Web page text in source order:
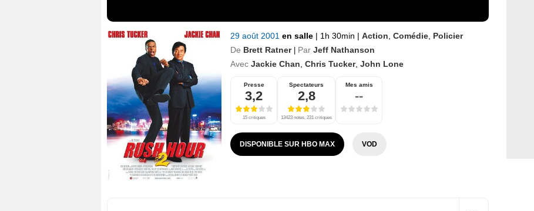
29 août 2001 en salle | 1h 30min | Action Comédie Policier
De Brett Ratner | Par Jeff Nathanson
Avec Jackie Chan Chris Tucker, John Lone
Presse
3,2
15 critiques
Spectateurs
2,8
13423 notes, 231 critiques
Mes amis
--
DISPONIBLE SUR HBO MAX VOD